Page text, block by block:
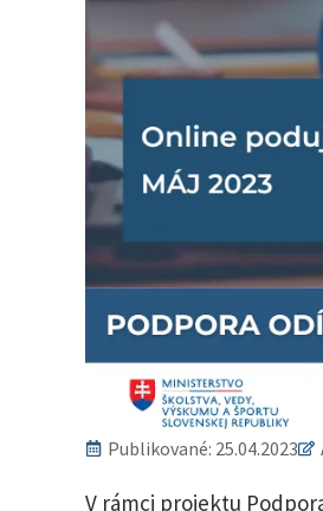
Publikované: 25.04.2023
V rámci projektu